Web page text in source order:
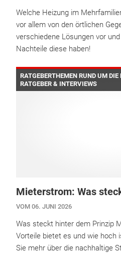
Welche Heizung im
vor allem von den örtlichen
verschiedene Lösungen vor
Nachteile diese haben!
RATGEBERTHEMEN RUND UM
RATGEBER & INTERVIEWS
Mieterstrom: Was
VOM 06. JUNI 2026
Was steckt hinter dem Prinzip
Vorteile bietet es und wie hoch
Sie mehr über die nachhaltige